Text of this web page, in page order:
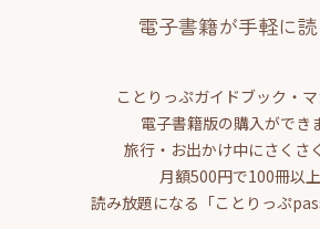
電子書籍が手軽に読
ことりっぷガイドブック・
電子書籍版の購入ができ
旅行・お出かけ中にさくさ
月額500円で100冊以
読み放題になる「ことりっぷ